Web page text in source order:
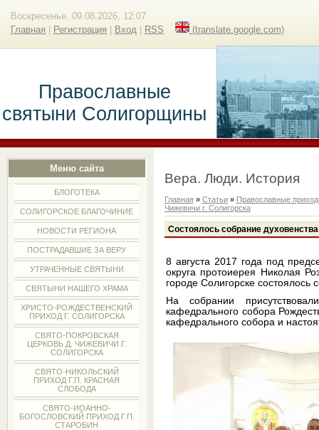
Воскресенье, 09.08.2026, 12:07
Главная
Регистрация Вход RSS (translate.google.com)
Православные
святыни Солигорщины
Меню сайта
БЛОГОТЕКА
СОЛИГОРСКОЕ БЛАГОЧИНИЕ
НОВОСТИ РЕГИОНА
ПОСТРАДАВШИЕ ЗА ВЕРУ
УТРАЧЕННЫЕ СВЯТЫНИ
СВЯТЫНИ НАШЕГО ХРАМА
ХРИСТО-РОЖДЕСТВЕНСКИЙ
ПРИХОД Г. СОЛИГОРСКА
СВЯТО-ПОКРОВСКАЯ
ЦЕРКОВЬ Д. ЧИЖЕВИЧИ Г.
СОЛИГОРСКА
СВЯТО-НИКОЛЬСКИЙ
ПРИХОД Г.П. КРАСНАЯ
СЛОБОДА
СВЯТО-ИОАННО-
БОГОСЛОВСКИЙ ПРИХОД Г.П.
СТАРОБИН
Вера. Люди. История
Главная » Статьи» Православные
Чижевичи г. Солигорска
Состоялось собрание
8 августа 2017 года под
округа протоиерея Николая
городе Солигорске состоялось
На собрании
кафедрального собора
кафедрального собора и